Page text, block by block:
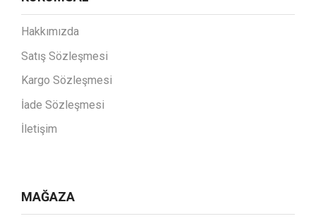
Hakkımızda
Satış Sözleşmesi
Kargo Sözleşmesi
İade Sözleşmesi
İletişim
MAĞAZA